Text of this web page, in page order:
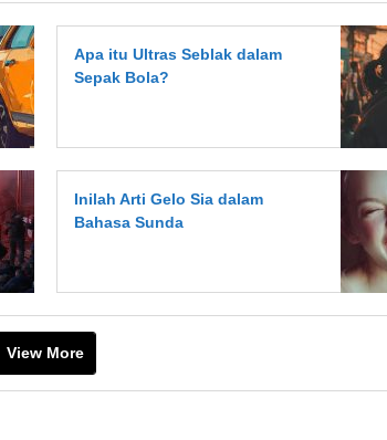
Apa itu Ultras Seblak dalam
Sepak Bola?
Inilah Arti Gelo Sia dalam
Bahasa Sunda
View More